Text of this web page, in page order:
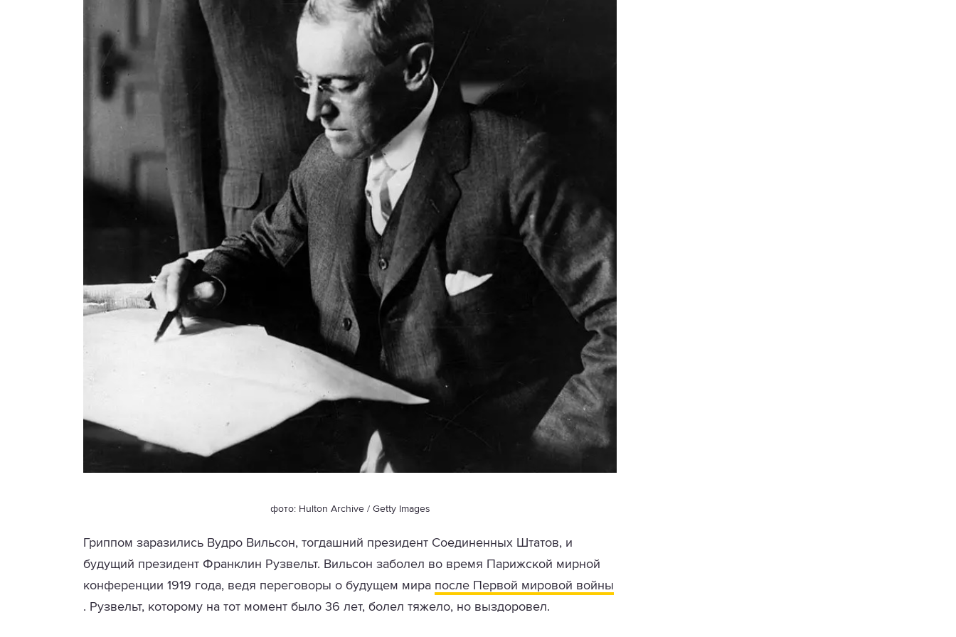
фото: Hulton Archive / Getty Images
Гриппом заразились Вудро Вильсон, тогдашний президент Соединенных Штатов, и
будущий президент Франклин Рузвельт. Вильсон заболел во время Парижской мирной
конференции 1919 года, ведя переговоры о будущем мира после Первой мировой войны
. Рузвельт, которому на тот момент было 36 лет, болел тяжело, но выздоровел.